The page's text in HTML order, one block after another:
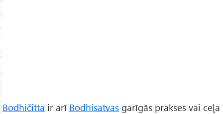
Bodhičitta ir arī Bodhisatvas garīgās prakses vai ceļa